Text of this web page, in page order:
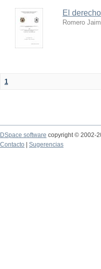
El
Romero
1
DSpace software copyright © 2002-
Contacto
Sugerencias